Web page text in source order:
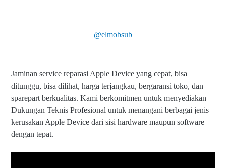
@elmobsub
Jaminan service reparasi Apple Device yang cepat, bisa
ditunggu, bisa dilihat, harga terjangkau, bergaransi toko, dan
sparepart berkualitas. Kami berkomitmen untuk menyediakan
Dukungan Teknis Profesional untuk menangani berbagai jenis
kerusakan Apple Device dari sisi hardware maupun software
dengan tepat.